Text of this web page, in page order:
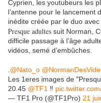
Cyprien, les youtubeurs les
l’antenne pour le lancement
inédite créée par le duo avec
Presque adultes suit Norman,
difficile passage à l’âge
vidéos, semé d’embûches.
@Nato_o
Les 1eres images de
20.45 @TF1 ‼️
— TF1 Pro (@TF1Pro) 21